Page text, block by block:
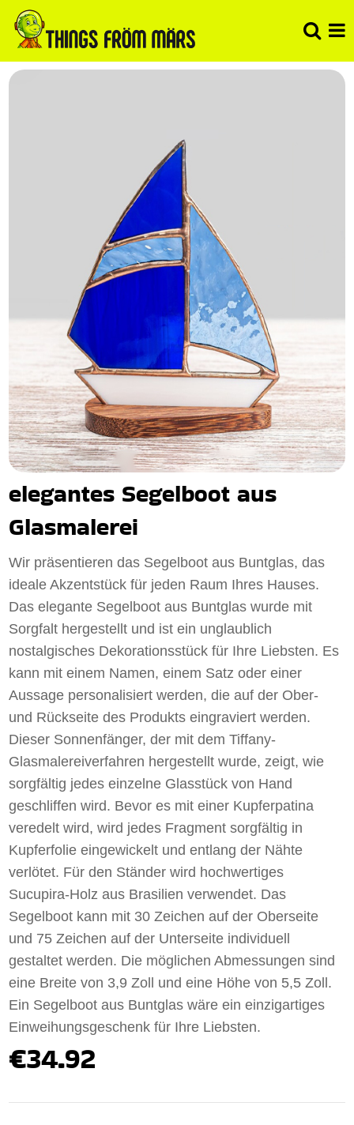
elegantes Segelboot aus
Glasmalerei
Wir präsentieren das Segelboot aus Buntglas, das
ideale Akzentstück für jeden Raum Ihres Hauses.
Das elegante Segelboot aus Buntglas wurde mit
Sorgfalt hergestellt und ist ein unglaublich
nostalgisches Dekorationsstück für Ihre Liebsten. Es
kann mit einem Namen, einem Satz oder einer
Aussage personalisiert werden, die auf der Ober-
und Rückseite des Produkts eingraviert werden.
Dieser Sonnenfänger, der mit dem Tiffany-
Glasmalereiverfahren hergestellt wurde, zeigt, wie
sorgfältig jedes einzelne Glasstück von Hand
geschliffen wird. Bevor es mit einer Kupferpatina
veredelt wird, wird jedes Fragment sorgfältig in
Kupferfolie eingewickelt und entlang der Nähte
verlötet. Für den Ständer wird hochwertiges
Sucupira-Holz aus Brasilien verwendet. Das
Segelboot kann mit 30 Zeichen auf der Oberseite
und 75 Zeichen auf der Unterseite individuell
gestaltet werden. Die möglichen Abmessungen sind
eine Breite von 3,9 Zoll und eine Höhe von 5,5 Zoll.
Ein Segelboot aus Buntglas wäre ein einzigartiges
Einweihungsgeschenk für Ihre Liebsten.
€34.92